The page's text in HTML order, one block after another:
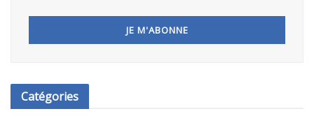
Catégories